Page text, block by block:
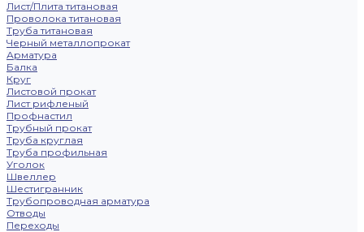
Лист/Плита титановая
Проволока титановая
Труба титановая
Черный металлопрокат
Арматура
Балка
Круг
Листовой прокат
Лист рифленый
Профнастил
Трубный прокат
Труба круглая
Труба профильная
Уголок
Швеллер
Шестигранник
Трубопроводная арматура
Отводы
Переходы